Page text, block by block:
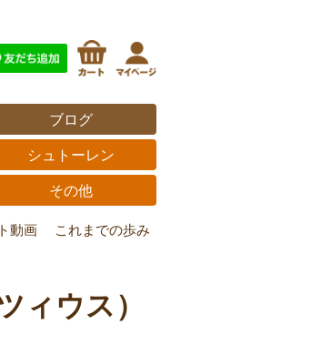
ブログ
シュトーレン
その他
動画 これまでの歩み
ウス）